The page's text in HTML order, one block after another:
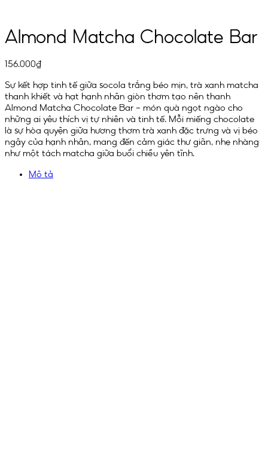
Almond Matcha Chocolate Bar
156.000₫
Sự kết hợp tinh tế giữa socola trắng béo mịn, trà xanh matcha
thanh khiết và hạt hạnh nhân giòn thơm tạo nên thanh
Almond Matcha Chocolate Bar – món quà ngọt ngào cho
những ai yêu thích vị tự nhiên và tinh tế. Mỗi miếng chocolate
là sự hòa quyện giữa hương thơm trà xanh đặc trưng và vị béo
ngậy của hạnh nhân, mang đến cảm giác thư giãn, nhẹ nhàng
như một tách matcha giữa buổi chiều yên tĩnh.
Mô tả